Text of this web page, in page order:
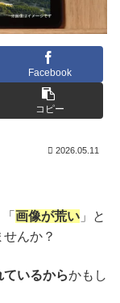
Facebook
コピー
2026.05.11
画像が荒い 」と
んか？
いるからかもし